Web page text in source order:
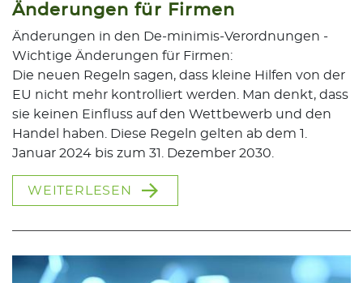
Änderungen für Firmen
Änderungen in den De-minimis-Verordnungen -
Wichtige Änderungen für Firmen:
Die neuen Regeln sagen, dass kleine Hilfen von der
EU nicht mehr kontrolliert werden. Man denkt, dass
sie keinen Einfluss auf den Wettbewerb und den
Handel haben. Diese Regeln gelten ab dem 1.
Januar 2024 bis zum 31. Dezember 2030.
WEITERLESEN